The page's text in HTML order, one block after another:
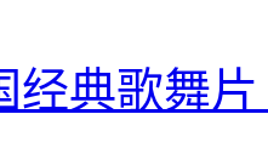
经典歌舞